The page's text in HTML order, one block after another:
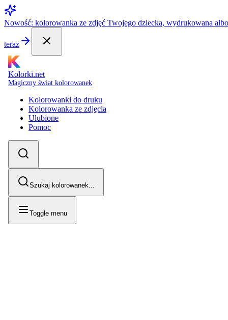
Nowość: kolorowanka ze zdjęć Twojego dziecka, wydrukowana
teraz
Kolorki.net
Magiczny świat kolorowanek
Kolorowanki do druku
Kolorowanka ze zdjęcia
Ulubione
Pomoc
Szukaj kolorowanek...
Toggle menu